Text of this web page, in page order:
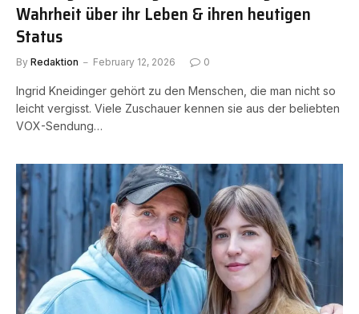
Wahrheit über ihr Leben & ihren heutigen
Status
By Redaktion February 12, 2026 0
Ingrid Kneidinger gehört zu den Menschen, die man nicht so
leicht vergisst. Viele Zuschauer kennen sie aus der beliebten
VOX-Sendung…